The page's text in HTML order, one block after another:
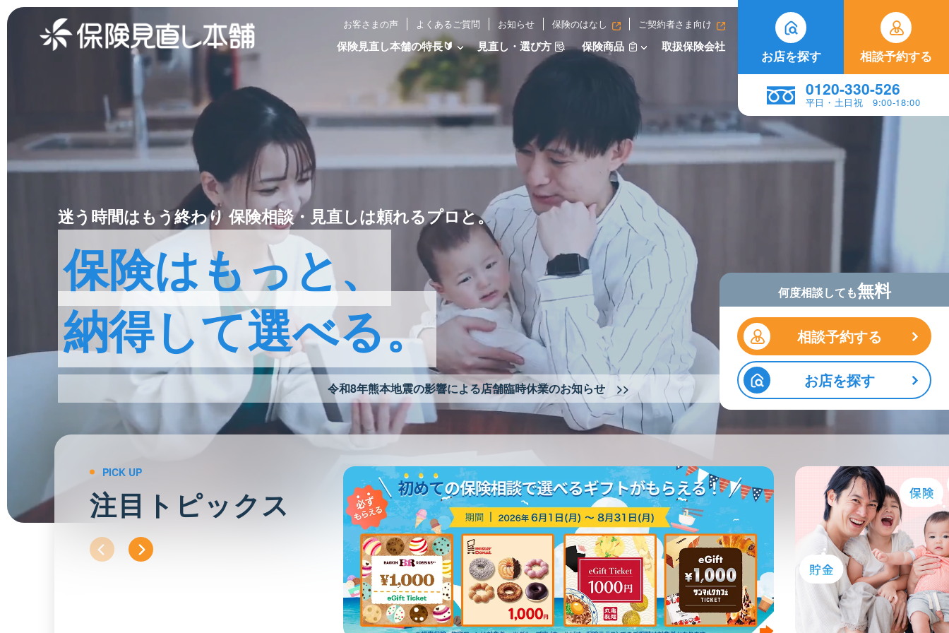
お客さまの声 よくあるご質問 お知らせ 保険のはなし ご契約者さま向け
保険見直し本舗の特長🔰 見直し・選び方 保険商品 取扱保険会社
お店を探す 相談予約する
0120-330-526
平日・土日祝 9:00-18:00
迷う時間はもう終わり 保険相談・見直しは頼れるプロと。
保険はもっと、
納得して選べる。
令和8年熊本地震の影響による店舗臨時休業のお知らせ >>
何度相談しても無料
相談予約する
お店を探す
PICK UP
注目トピックス